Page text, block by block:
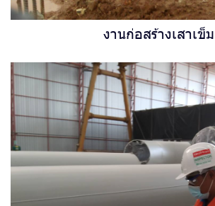
งานก่อสร้างเสาเข็ม